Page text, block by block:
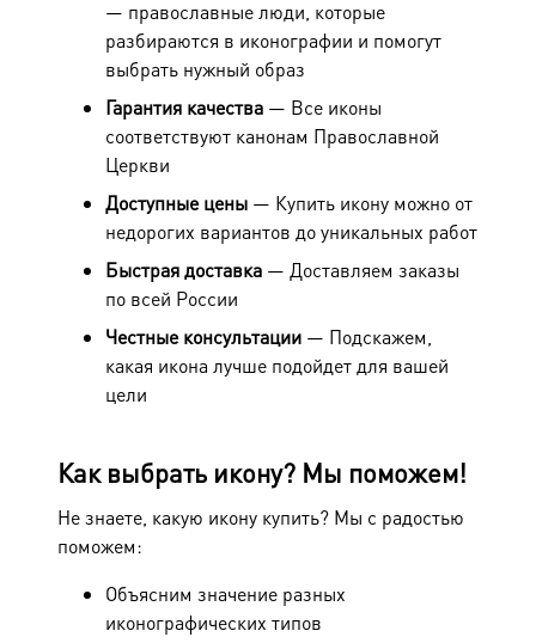
— православные люди, которые
разбираются в иконографии и помогут
выбрать нужный образ
Гарантия качества — Все иконы
соответствуют канонам Православной
Церкви
Доступные цены — Купить икону можно от
недорогих вариантов до уникальных работ
Быстрая доставка — Доставляем заказы
по всей России
Честные консультации — Подскажем,
какая икона лучше подойдет для вашей
цели
Как выбрать икону? Мы поможем!
Не знаете, какую икону купить? Мы с радостью
поможем:
Объясним значение разных
иконографических типов